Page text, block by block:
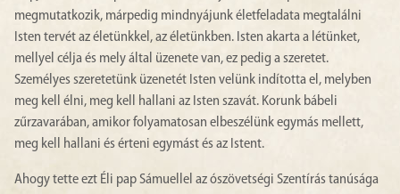
megmutatkozik, márpedig mindnyájunk életfeladata megtalálni
Isten tervét az életünkkel, az életünkben. Isten akarta a létünket,
mellyel célja és mely által üzenete van, ez pedig a szeretet.
Személyes szeretetünk üzenetét Isten velünk indította el, melyben
meg kell élni, meg kell hallani az Isten szavát. Korunk bábeli
zűrzavarában, amikor folyamatosan elbeszélünk egymás mellett,
meg kell hallani és érteni egymást és az Istent.
Ahogy tette ezt Éli pap Sámuellel az ószövetségi Szentírás tanúsága